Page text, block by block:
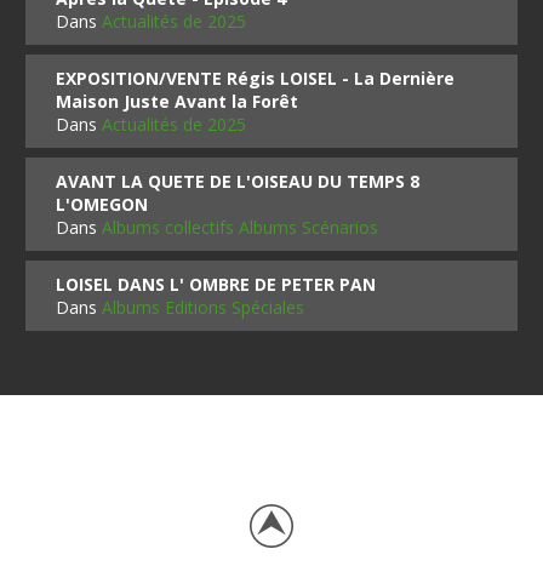
DansActualités de 2025
EXPOSITION/VENTE Régis LOISEL - La Dernière
Maison Juste Avant la Forêt
DansActualités de 2025
AVANT LA QUETE DE L'OISEAU DU TEMPS 8
L'OMEGON
DansAlbums collectifs Albums Scénarios
LOISEL DANS L' OMBRE DE PETER PAN
DansAlbums Editions Spéciales